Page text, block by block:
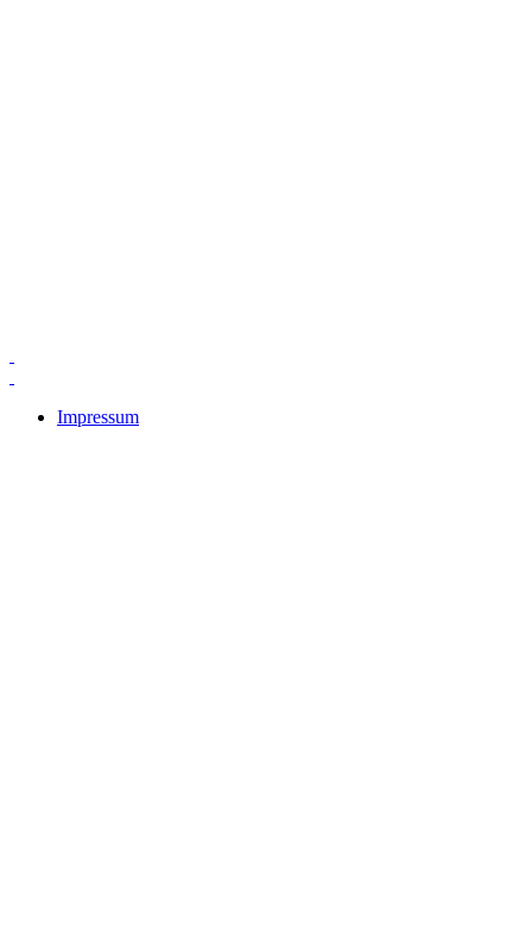
Impressum